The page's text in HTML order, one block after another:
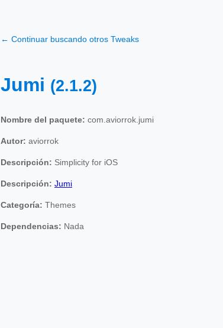
← Continuar buscando otros Tweaks
Jumi (2.1.2)
Nombre del paquete: com.aviorrok.jumi
Autor: aviorrok
Descripción: Simplicity for iOS
Descripción: Jumi
Categoría: Themes
Dependencias: Nada